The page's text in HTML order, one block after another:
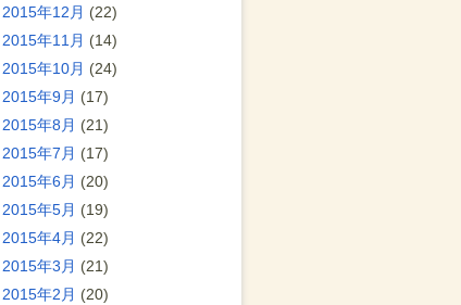
2015年12月 (22)
2015年11月 (14)
2015年10月 (24)
2015年9月 (17)
2015年8月 (21)
2015年7月 (17)
2015年6月 (20)
2015年5月 (19)
2015年4月 (22)
2015年3月 (21)
2015年2月 (20)